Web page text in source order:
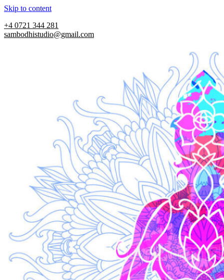
Skip to content
+4 0721 344 281
sambodhistudio@gmail.com